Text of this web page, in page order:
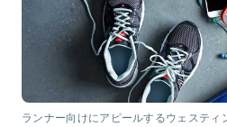
ランナー向けにアピールするウェスティ